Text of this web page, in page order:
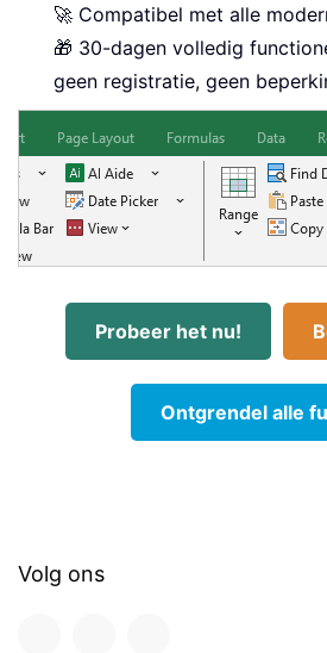
🚀 Compatibel met alle
🎁 30-dagen volledig
geen registratie, geen
Probeer het nu!
Ontgrendel alle
Volg ons